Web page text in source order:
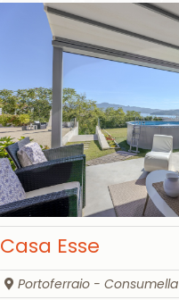
Casa Esse
Portoferraio - Consumella